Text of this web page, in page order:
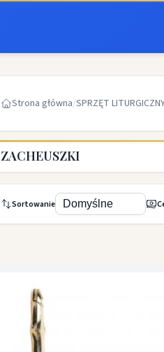
Strona główna/SPRZĘT
ZACHEUSZKI
Sortowanie